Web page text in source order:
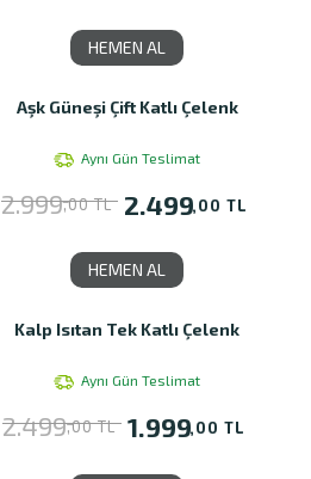
HEMEN AL
Aşk Güneşi Çift Katlı Çelenk
Aynı Gün Teslimat
2.999,00 TL 2.499,00 TL
HEMEN AL
Kalp Isıtan Tek Katlı Çelenk
Aynı Gün Teslimat
2.499,00 TL 1.999,00 TL